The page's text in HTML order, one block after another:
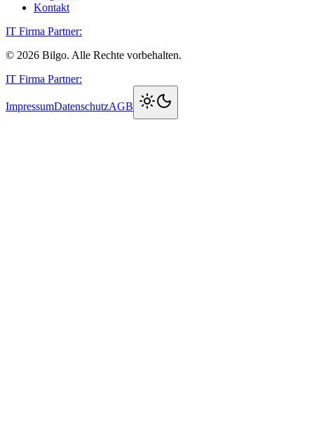
Kontakt
IT Firma Partner:
© 2026 Bilgo. Alle Rechte vorbehalten.
IT Firma Partner:
ImpressumDatenschutzAGB